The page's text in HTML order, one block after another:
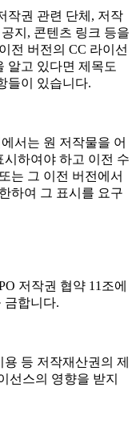
작권 관련 단체, 저작
지, 콘텐츠 링크 등을
전 버전의 CC 라이선
알고 있다면 제목도
들이 있습니다.
서는 원 저작물을 어
하여야 하고 이전 수
는 그 이전 버전에서
하여 그 표시를 요구
저작권 협약 11조에
금합니다.
등 저작재산권의 제
선스의 영향을 받지